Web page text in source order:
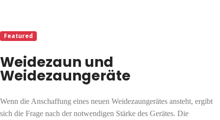
Featured
Weidezaun und
Weidezaungeräte
Wenn die Anschaffung eines neuen Weidezaungerätes ansteht, ergibt
sich die Frage nach der notwendigen Stärke des Gerätes. Die